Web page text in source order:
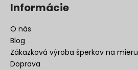
Informácie
O nás
Blog
Zákazková výroba šperkov na mieru
Doprava